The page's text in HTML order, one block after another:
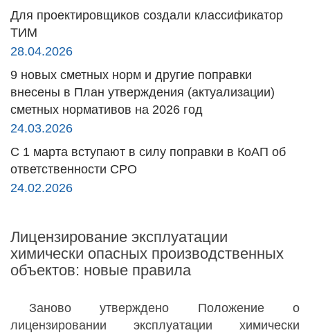
Для проектировщиков создали классификатор
ТИМ
28.04.2026
9 новых сметных норм и другие поправки
внесены в План утверждения (актуализации)
сметных нормативов на 2026 год
24.03.2026
С 1 марта вступают в силу поправки в КоАП об
ответственности СРО
24.02.2026
Лицензирование эксплуатации
химически опасных производственных
объектов: новые правила
Заново утверждено Положение о
лицензировании эксплуатации химически